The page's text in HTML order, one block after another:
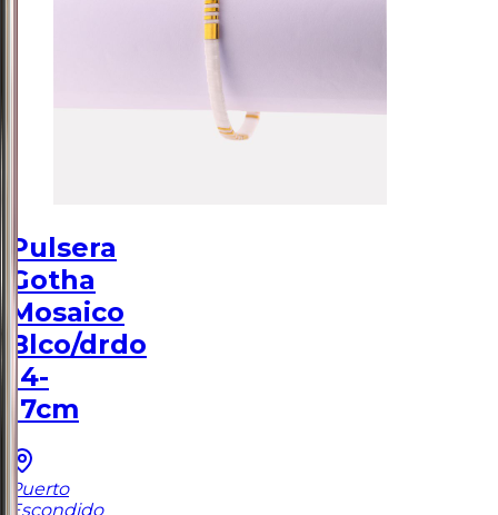
Pulsera
Gotha
Mosaico
Blco/drdo
14-
17cm
Puerto
Escondido